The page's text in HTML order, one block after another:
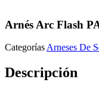
Arnés Arc Flash
Categorías Arneses De
Descripción